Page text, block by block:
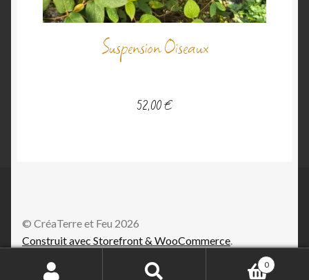
Suspension Oiseaux
52,00€
© CréaTerre et Feu 2026
Construit avec Storefront & WooCommerce
0